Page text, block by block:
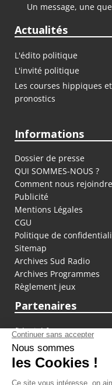
Un message, une
Actualités
L'édito politique
L'invité politique
Les courses hippiques et
pronostics
Informations
Dossier de presse
QUI SOMMES-NOUS ?
Comment nous
Publicité
Mentions Légales
CGU
Politique de
Sitemap
Archives Sud Radio
Archives Programmes
Règlement jeux
Partenaires
fiducial.fr
lyoncapitale.fr
olympique-et-
L'application